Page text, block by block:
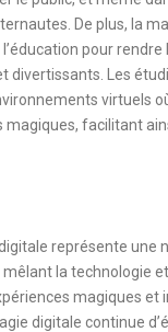
De plus, la
pour rendre
divertissants. Les
virtuels
facilitant
représente une
mêlant la technologie
magiques et
digitale continue